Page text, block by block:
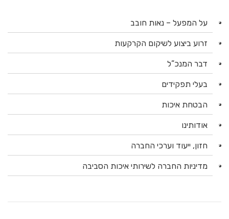
על המפעל – נאות חובב
זרוע ביצוע לשיקום הקרקעות
דבר המנכ”ל
בעלי תפקידים
הבטחת איכות
אודותינו
חזון, ייעוד וערכי החברה
מדיניות החברה לשירותי איכות הסביבה